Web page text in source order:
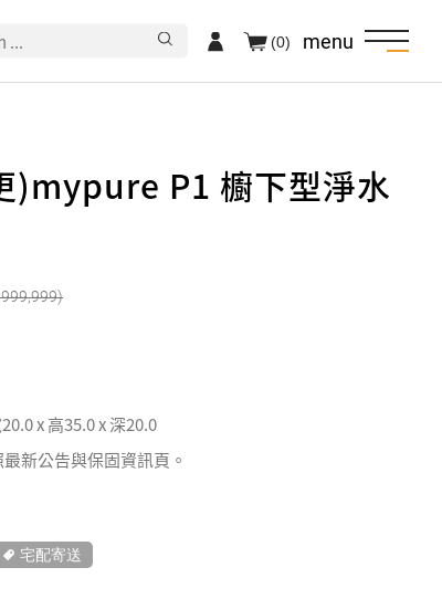
menu
(0)
)mypure P1 櫥下型淨水
x 高35.0 x 深20.0
新公告與保固資訊頁。
宅配寄送